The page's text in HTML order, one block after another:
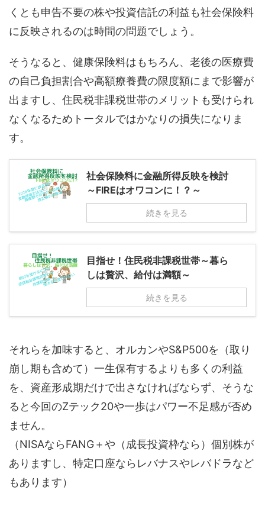
くとも申告不要の株や投資信託の利益も社会保険料
に反映されるのは時間の問題でしょう。
そうなると、健康保険料はもちろん、老後の医療費
の自己負担割合や高額療養費の限度額にまで影響が
出ますし、住民税非課税世帯のメリットも受けられ
なくなるためトータルではかなりの損失になりま
す。
社会保険料に金融所得反映を検討
～FIREはオワコンに！？～
続きを見る
目指せ！住民税非課税世帯～暮ら
しは贅沢、給付は満額～
続きを見る
それらを加味すると、オルカンやS&P500を（取り
崩し期も含めて）一生保有するよりも多くの利益
を、資産形成期だけで出さなければならず、そうな
ると今回のZテック20や一歩はパワー不足感が否め
ません。
（NISAならFANG＋や（成長投資枠なら）個別株が
ありますし、特定口座ならレバナスやレバドラなど
もあります）